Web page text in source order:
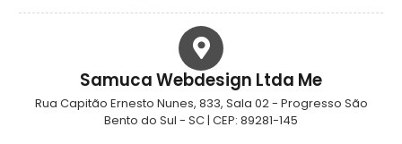
Samuca Webdesign Ltda Me
Rua Capitão Ernesto Nunes, 833, Sala 02 - Progresso São
Bento do Sul - SC | CEP: 89281-145